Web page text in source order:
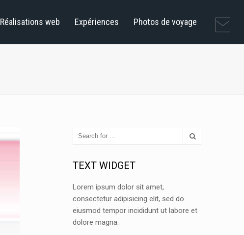
Réalisations web Expériences Photos de voyage
TEXT WIDGET
Lorem ipsum dolor sit amet,
consectetur adipisicing elit, sed do
eiusmod tempor incididunt ut labore et
dolore magna.